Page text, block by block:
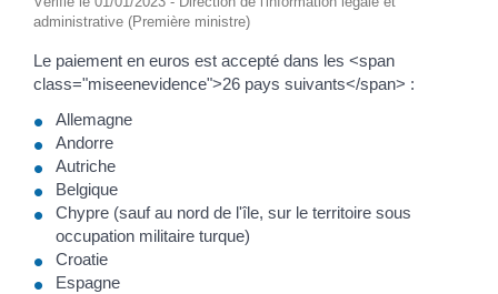
administrative (Première ministre)
Le paiement en euros est accepté dans les <span
class="miseenevidence">26 pays suivants</span> :
Allemagne
Andorre
Autriche
Belgique
Chypre (sauf au nord de l'île, sur le territoire sous
occupation militaire turque)
Croatie
Espagne